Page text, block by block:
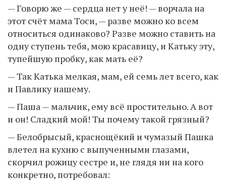
— Говорю же — сердца нет у неё! — ворчала на
этот счёт мама Тоси, — разве можно ко всем
относиться одинаково? Разве можно ставить на
одну ступень тебя, мою красавицу, и Катьку эту,
тупейшую пробку, как мать её?
— Так Катька мелкая, мам, ей семь лет всего, как
и Павлику нашему.
— Паша — мальчик, ему всё простительно. А вот
и он! Сладкий мой! Ты почему такой грязный?
— Белобрысый, краснощёкий и чумазый Пашка
влетел на кухню с выпученными глазами,
скорчил рожицу сестре и, не глядя ни на кого
конкретно, потребовал: